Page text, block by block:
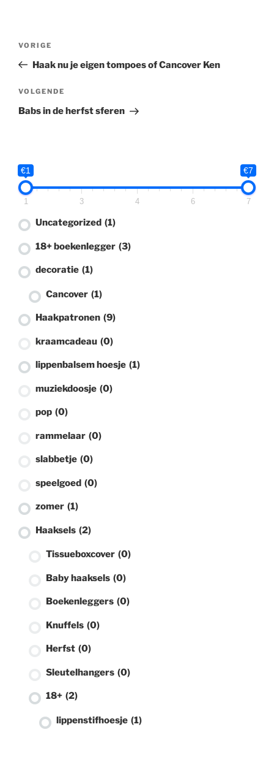
Bericht
Vorig
bericht
VORIGE
Haak nu je eigen tompoes of Cancover Ken
Volgend
bericht
VOLGENDE
Babs in de herfst sferen
€1 €7
1 3 4 6 7
Uncategorized (1)
18+ boekenlegger (3)
decoratie (1)
Cancover (1)
Haakpatronen (9)
kraamcadeau (0)
lippenbalsem hoesje (1)
muziekdoosje (0)
pop (0)
rammelaar (0)
slabbetje (0)
speelgoed (0)
zomer (1)
Haaksels (2)
Tissueboxcover (0)
Baby haaksels (0)
Boekenleggers (0)
Knuffels (0)
Herfst (0)
Sleutelhangers (0)
18+ (2)
lippenstifhoesje (1)